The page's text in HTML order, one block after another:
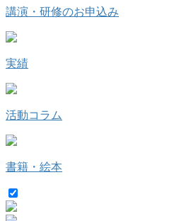
講演・研修のお申込み
実績
活動コラム
書籍・絵本